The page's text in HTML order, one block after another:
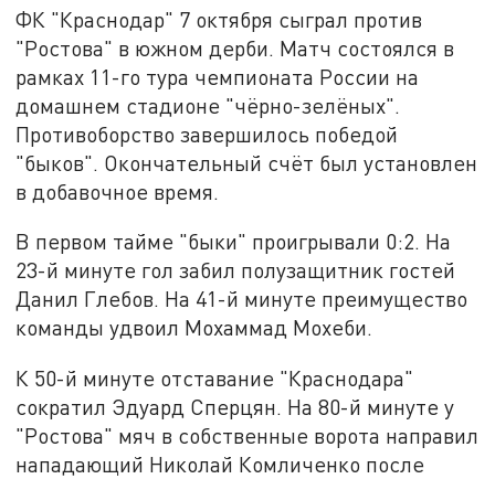
ФК "Краснодар" 7 октября сыграл против
"Ростова" в южном дерби. Матч состоялся в
рамках 11-го тура чемпионата России на
домашнем стадионе "чёрно-зелёных".
Противоборство завершилось победой
"быков". Окончательный счёт был установлен
в добавочное время.
В первом тайме "быки" проигрывали 0:2. На
23-й минуте гол забил полузащитник гостей
Данил Глебов. На 41-й минуте преимущество
команды удвоил Мохаммад Мохеби.
К 50-й минуте отставание "Краснодара"
сократил Эдуард Сперцян. На 80-й минуте у
"Ростова" мяч в собственные ворота направил
нападающий Николай Комличенко после